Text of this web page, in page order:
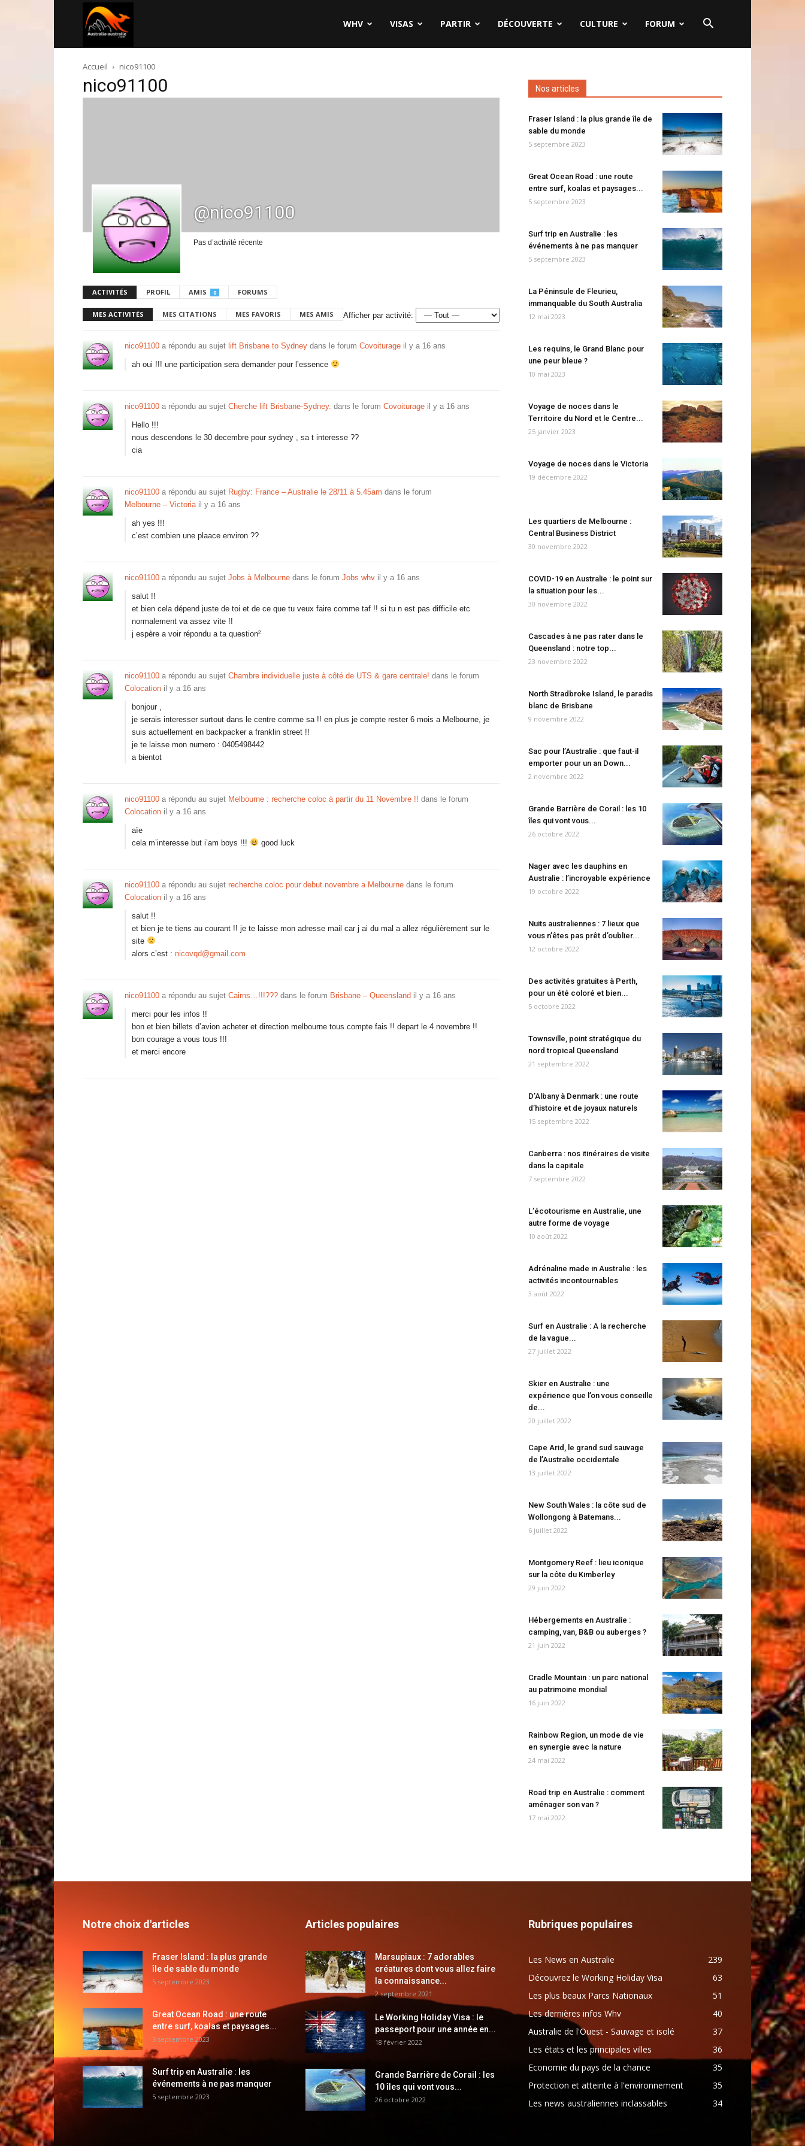
australie.com
WHV VISAS PARTIR DÉCOUVERTE CULTURE FORUM
Accueil nico91100
nico91100
@nico91100
Pas d’activité récente
ACTIVITÉS PROFIL AMIS 0 FORUMS
MES ACTIVITÉS MES CITATIONS MES FAVORIS MES AMIS Afficher par activité:
nico91100 a répondu au sujet lift Brisbane to Sydney dans le forum Covoiturage il y a 16 ans
ah oui !!! une participation sera demander pour l’essence
nico91100 a répondu au sujet Cherche lift Brisbane-Sydney. dans le forum Covoiturage il y a 16 ans
Hello !!!
nous descendons le 30 decembre pour sydney , sa t interesse ??
cia
nico91100 a répondu au sujet Rugby: France – Australie le 28/11 à 5.45am dans le forum
Melbourne – Victoria il y a 16 ans
ah yes !!!
c’est combien une plaace environ ??
nico91100 a répondu au sujet Jobs à Melbourne dans le forum Jobs whv il y a 16 ans
salut !!
et bien cela dépend juste de toi et de ce que tu veux faire comme taf !! si tu n est pas difficile etc
normalement va assez vite !!
j espère a voir répondu a ta question²
nico91100 a répondu au sujet Chambre individuelle juste à côté de UTS & gare centrale! dans le forum
Colocation il y a 16 ans
bonjour ,
je serais interesser surtout dans le centre comme sa !! en plus je compte rester 6 mois a Melbourne, je
suis actuellement en backpacker a franklin street !!
je te laisse mon numero : 0405498442
a bientot
nico91100 a répondu au sujet Melbourne : recherche coloc à partir du 11 Novembre !! dans le forum
Colocation il y a 16 ans
aïe
cela m’interesse but i’am boys !!!
good luck
nico91100 a répondu au sujet recherche coloc pour debut novembre a Melbourne dans le forum
Colocation il y a 16 ans
salut !!
et bien je te tiens au courant !! je te laisse mon adresse mail car j ai du mal a allez régulièrement sur le
site
alors c’est : nicovqd@gmail.com
nico91100 a répondu au sujet Cairns…!!!??? dans le forum Brisbane – Queensland il y a 16 ans
merci pour les infos !!
bon et bien billets d’avion acheter et direction melbourne tous compte fais !! depart le 4 novembre !!
bon courage a vous tous !!!
et merci encore
Nos articles
Fraser Island : la plus grande île de
sable du monde
5 septembre 2023
Great Ocean Road : une route
entre surf, koalas et paysages...
5 septembre 2023
Surf trip en Australie : les
événements à ne pas manquer
5 septembre 2023
La Péninsule de Fleurieu,
immanquable du South Australia
12 mai 2023
Les requins, le Grand Blanc pour
une peur bleue ?
10 mai 2023
Voyage de noces dans le
Territoire du Nord et le Centre...
25 janvier 2023
Voyage de noces dans le Victoria
19 décembre 2022
Les quartiers de Melbourne :
Central Business District
30 novembre 2022
COVID-19 en Australie : le point sur
la situation pour les...
30 novembre 2022
Cascades à ne pas rater dans le
Queensland : notre top...
23 novembre 2022
North Stradbroke Island, le paradis
blanc de Brisbane
9 novembre 2022
Sac pour l’Australie : que faut-il
emporter pour un an Down...
2 novembre 2022
Grande Barrière de Corail : les 10
îles qui vont vous...
26 octobre 2022
Nager avec les dauphins en
Australie : l’incroyable expérience
19 octobre 2022
Nuits australiennes : 7 lieux que
vous n’êtes pas prêt d’oublier...
12 octobre 2022
Des activités gratuites à Perth,
pour un été coloré et bien...
5 octobre 2022
Townsville, point stratégique du
nord tropical Queensland
21 septembre 2022
D’Albany à Denmark : une route
d’histoire et de joyaux naturels
15 septembre 2022
Canberra : nos itinéraires de visite
dans la capitale
7 septembre 2022
L’écotourisme en Australie, une
autre forme de voyage
10 août 2022
Adrénaline made in Australie : les
activités incontournables
3 août 2022
Surf en Australie : A la recherche
de la vague...
27 juillet 2022
Skier en Australie : une
expérience que l’on vous conseille
de...
20 juillet 2022
Cape Arid, le grand sud sauvage
de l’Australie occidentale
13 juillet 2022
New South Wales : la côte sud de
Wollongong à Batemans...
6 juillet 2022
Montgomery Reef : lieu iconique
sur la côte du Kimberley
29 juin 2022
Hébergements en Australie :
camping, van, B&B ou auberges ?
21 juin 2022
Cradle Mountain : un parc national
au patrimoine mondial
16 juin 2022
Rainbow Region, un mode de vie
en synergie avec la nature
24 mai 2022
Road trip en Australie : comment
aménager son van ?
17 mai 2022
Notre choix d'articles
Fraser Island : la plus grande
île de sable du monde
5 septembre 2023
Great Ocean Road : une route
entre surf, koalas et paysages...
5 septembre 2023
Surf trip en Australie : les
événements à ne pas manquer
5 septembre 2023
Articles populaires
Marsupiaux : 7 adorables
créatures dont vous allez faire
la connaissance...
2 septembre 2021
Le Working Holiday Visa : le
passeport pour une année en...
18 février 2022
Grande Barrière de Corail : les
10 îles qui vont vous...
26 octobre 2022
Rubriques populaires
Les News en Australie
239
Découvrez le Working Holiday Visa
63
Les plus beaux Parcs Nationaux
51
Les dernières infos Whv
40
Australie de l'Ouest - Sauvage et isolé
37
Les états et les principales villes
36
Economie du pays de la chance
35
Protection et atteinte à l'environnement
35
Les news australiennes inclassables
34